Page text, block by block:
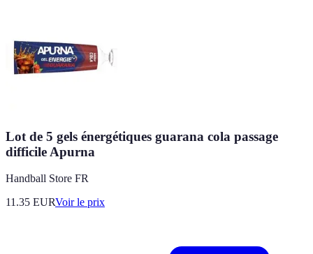
Lot de 5 gels énergétiques guarana cola passage
difficile Apurna
Handball Store FR
11.35 EURVoir le prix